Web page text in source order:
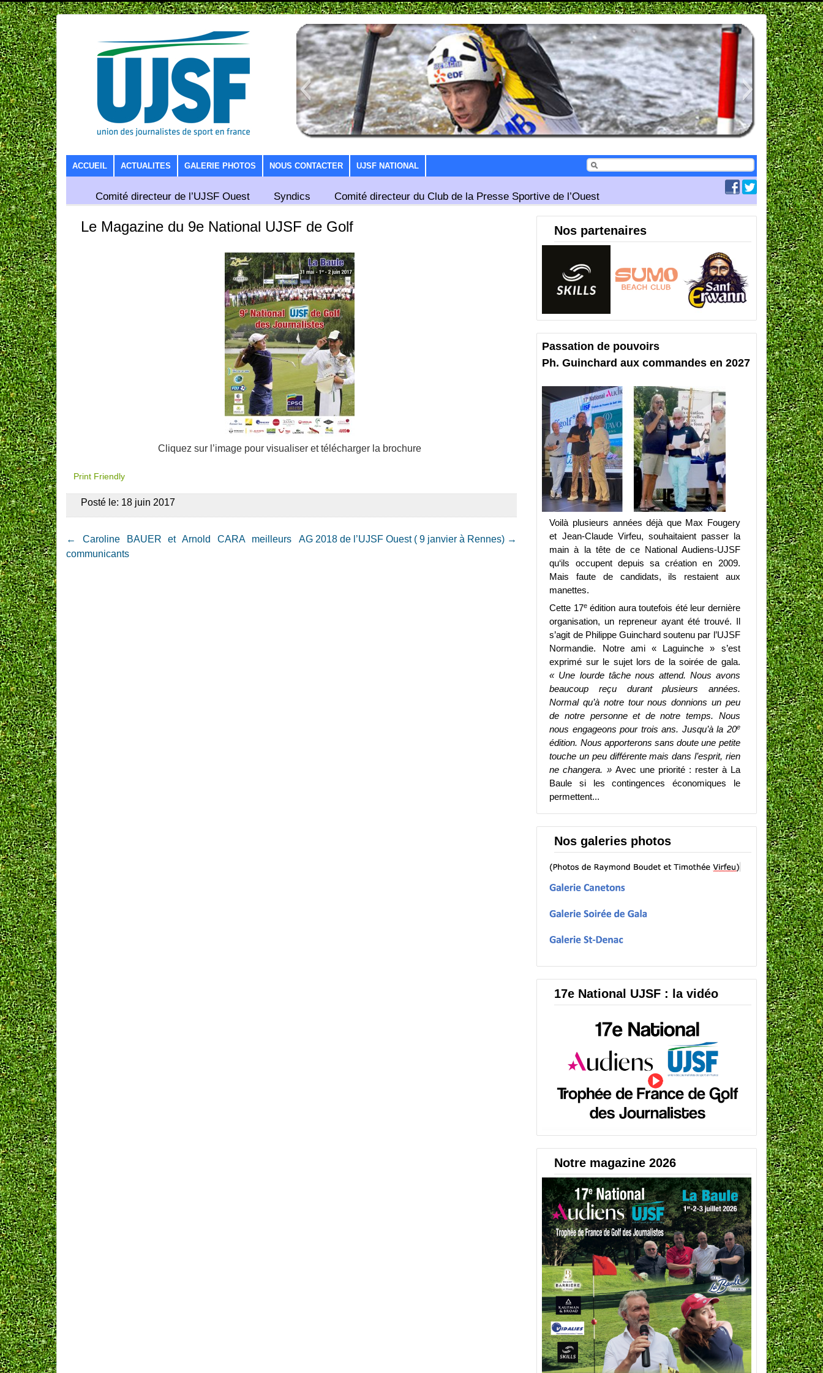
SKIP TO CONTENT
ACCUEIL ACTUALITES GALERIE PHOTOS NOUS CONTACTER UJSF NATIONAL
Comité directeur de l’UJSF Ouest Syndics Comité directeur du Club de la Presse Sportive de l’Ouest
Le Magazine du 9e National UJSF de Golf
Cliquez sur l’image pour visualiser et télécharger la brochure
Print Friendly
Posté le: 18 juin 2017
Post navigation
←
Caroline BAUER et Arnold CARA meilleurs
communicants
AG 2018 de l’UJSF Ouest ( 9 janvier à Rennes) →
Nos partenaires
Passation de pouvoirs
Ph. Guinchard aux commandes en 2027
Voilà plusieurs années déjà que Max Fougery
et Jean-Claude Virfeu, souhaitaient passer la
main à la tête de ce National Audiens-UJSF
qu‘ils occupent depuis sa création en 2009.
Mais faute de candidats, ils restaient aux
manettes.
Cette 17eédition aura toutefois été leur dernière
organisation, un repreneur ayant été trouvé. Il
s’agit de Philippe Guinchard soutenu par l’UJSF
Normandie. Notre ami « Laguinche » s’est
exprimé sur le sujet lors de la soirée de gala.
« Une lourde tâche nous attend. Nous avons
beaucoup reçu durant plusieurs années.
Normal qu’à notre tour nous donnions un peu
de notre personne et de notre temps. Nous
nous engageons pour trois ans. Jusqu’à la 20e
édition. Nous apporterons sans doute une petite
touche un peu différente mais dans l’esprit, rien
ne changera. » Avec une priorité : rester à La
Baule si les contingences économiques le
permettent...
Nos galeries photos
17e National UJSF : la vidéo
Notre magazine 2026